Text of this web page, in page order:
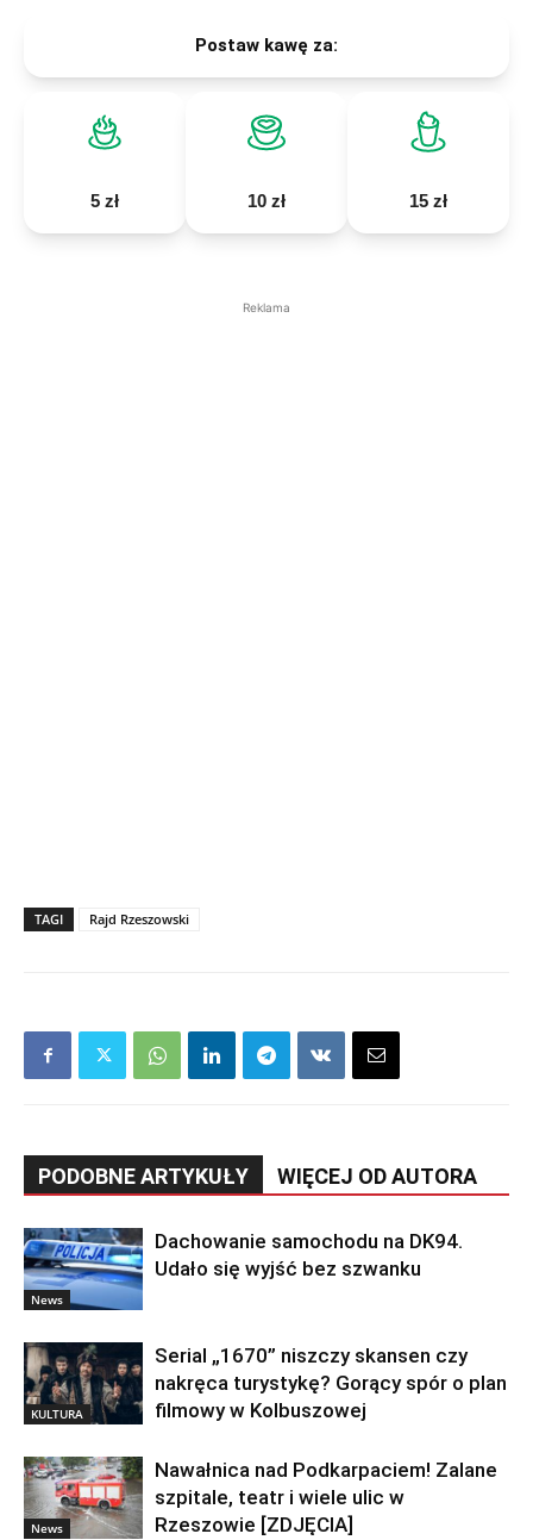
Postaw kawę za:
5 zł 10 zł 15 zł
Reklama
TAGI Rajd Rzeszowski
PODOBNE ARTYKUŁY WIĘCEJ OD AUTORA
News
Dachowanie samochodu na DK94.
Udało się wyjść bez szwanku
KULTURA
Serial „1670” niszczy skansen czy
nakręca turystykę? Gorący spór o plan
filmowy w Kolbuszowej
News
Nawałnica nad Podkarpaciem! Zalane
szpitale, teatr i wiele ulic w
Rzeszowie [ZDJĘCIA]